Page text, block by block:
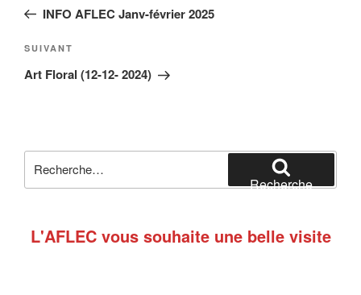
l’article
précédent
INFO AFLEC Janv-février 2025
Article
suivant
SUIVANT
Art Floral (12-12- 2024)
pour
Recherche
L'AFLEC vous souhaite une belle visite